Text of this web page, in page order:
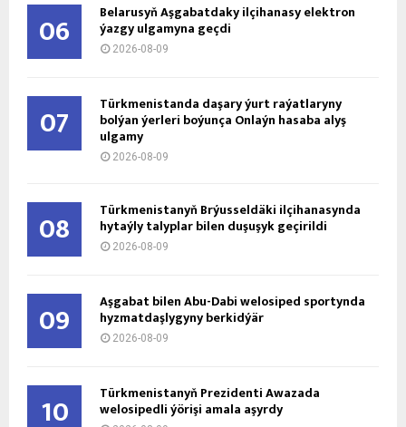
06 Belarusyň Aşgabatdaky ilçihanasy elektron
ýazgy ulgamyna geçdi
2026-08-09
07 Türkmenistanda daşary ýurt raýatlaryny
bolýan ýerleri boýunça Onlaýn hasaba alyş
ulgamy
2026-08-09
08 Türkmenistanyň Brýusseldäki ilçihanasynda
hytaýly talyplar bilen duşuşyk geçirildi
2026-08-09
09 Aşgabat bilen Abu-Dabi welosiped sportynda
hyzmatdaşlygyny berkidýär
2026-08-09
10 Türkmenistanyň Prezidenti Awazada
welosipedli ýörişi amala aşyrdy